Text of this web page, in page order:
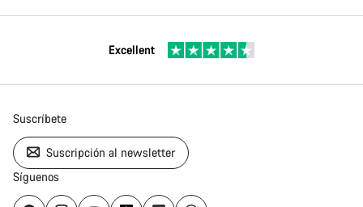
Excellent
Suscríbete
Suscripción al newsletter
Síguenos